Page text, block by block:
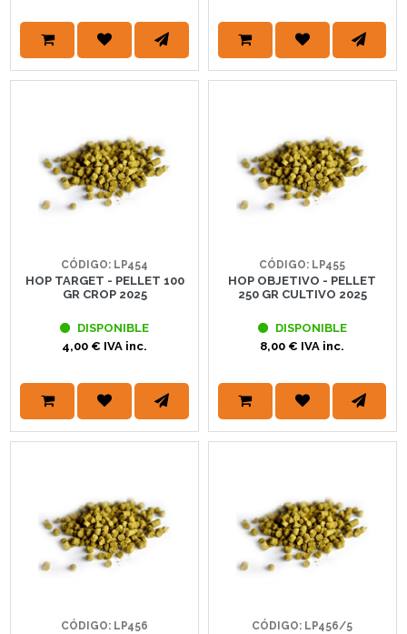
CÓDIGO: LP454
HOP TARGET - PELLET 100
GR CROP 2025
DISPONIBLE
4,00 € IVA inc.
CÓDIGO: LP455
HOP OBJETIVO - PELLET
250 GR CULTIVO 2025
DISPONIBLE
8,00 € IVA inc.
CÓDIGO: LP456 CÓDIGO: LP456/5